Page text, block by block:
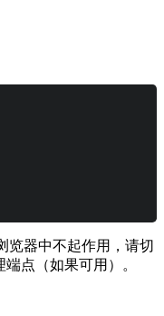
览器中不起作用，请切
点（如果可用）。